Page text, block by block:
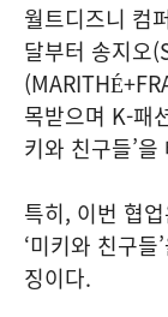
월트디즈니 컴
달부터 송지오
목받으며 K-패
키와 친구들’
특히, 이번 협
‘미키와 친구
징이다.